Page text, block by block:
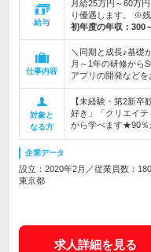
給与
月給25万円～60万
り優遇します。 ※
初年度の年収： 300
仕事内容
＼同期と成長♪基礎
月～1年の研修から
アプリの開発などを
対象と
なる方
【未経験・第2新卒
好き」「クリエイ
から学べます★90％
企業データ
設立：2020年2月／従業員数：
東京都
求人詳細を見る